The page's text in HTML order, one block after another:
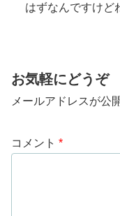
はずなんですけど
お気軽にどうぞ
メールアドレスが公
コメント *